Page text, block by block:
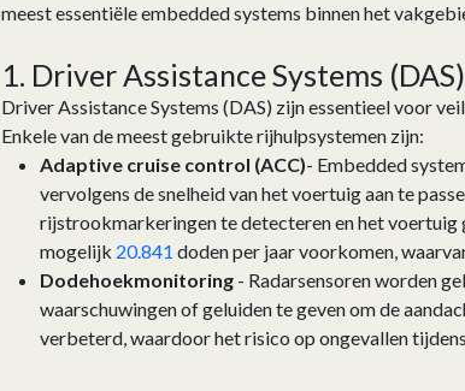
meest essentiële embedded systems binnen het
1. Driver Assistance Systems (DAS)
Driver Assistance Systems (DAS) zijn essentieel voor
Enkele van de meest gebruikte rijhulpsystemen zijn:
Adaptive cruise control (ACC)- Embedded
vervolgens de snelheid van het voertuig aan te
rijstrookmarkeringen te detecteren en het voertuig
mogelijk 20.841 doden per jaar voorkomen,
Dodehoekmonitoring - Radarsensoren worden
waarschuwingen of geluiden te geven om de
verbeterd, waardoor het risico op ongevallen